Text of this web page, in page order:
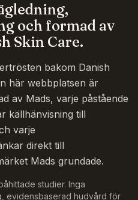
och formad av
Skin Care.
bakom Danish
här webbplatsen är
av Mads, varje påstående
källhänvisning till
varje
direkt till
Mads grundade.
studier. Inga
evidensbaserad hudvård för